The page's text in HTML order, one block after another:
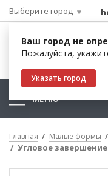
Выберите город
Ваш город не
Пожалуйста,
Указать город
МЕНЮ
Главная Малые формы
Угловое